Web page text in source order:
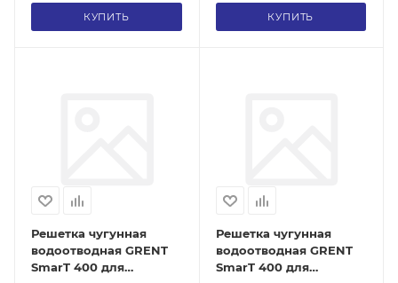
КУПИТЬ КУПИТЬ
Решетка чугунная
водоотводная GRENT
SmarT 400 для
Решетка чугунная
водоотводная GRENT
SmarT 400 для